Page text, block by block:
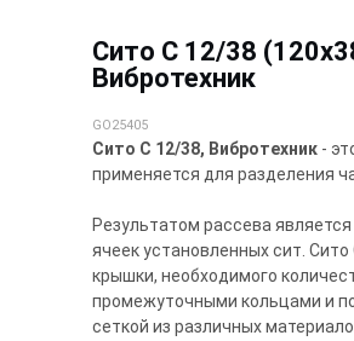
Сито С 12/38
Вибротехник
GO25405
Сито С 12/38, Вибротехник-
применяется для разделения
Результатом рассева
ячеек установленных сит.
крышки, необходимого
промежуточными кольцами и
сеткой из различных